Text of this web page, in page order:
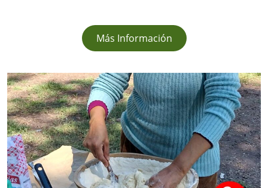
Más Información